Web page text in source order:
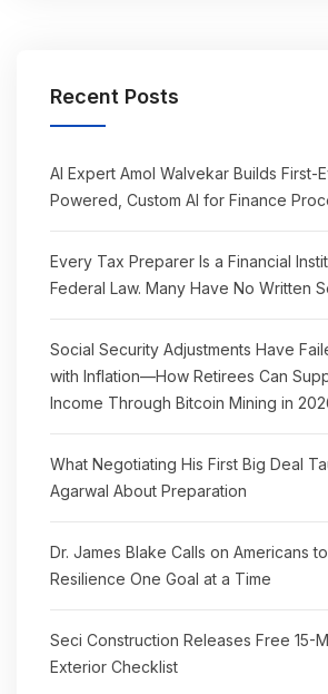
Recent Posts
AI Expert Amol Walvekar Builds First-
Powered, Custom AI for Finance
Every Tax Preparer Is a Financial
Federal Law. Many Have No Written
Social Security Adjustments Have
with Inflation—How Retirees Can
Income Through Bitcoin Mining in
What Negotiating His First Big Deal
Agarwal About Preparation
Dr. James Blake Calls on Americans
Resilience One Goal at a Time
Seci Construction Releases Free 15-
Exterior Checklist